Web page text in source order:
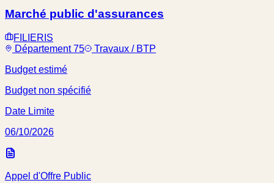
Marché public d'assurances
FILIERIS
Département 75
Travaux / BTP
Budget estimé
Budget non spécifié
Date Limite
06/10/2026
Appel d'Offre Public